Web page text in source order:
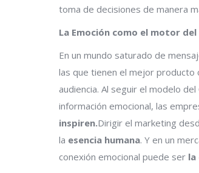
toma de decisiones de manera
La Emoción como el motor
En un mundo saturado de
las que tienen el mejor producto
audiencia. Al seguir el modelo
información emocional, las
inspiren.Dirigir el marketing
la esencia humana. Y en un
conexión emocional puede ser la